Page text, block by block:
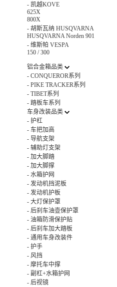
- 凯越KOVE
625X
800X
- 胡斯瓦纳 HUSQVARNA
HUSQVARNA Norden 901
- 维斯帕 VESPA
150 / 300
铝合金箱品类
- CONQUEROR系列
- PIKE TRACKER系列
- TIBET系列
- 踏板车系列
车身改装品类
- 护杠
- 车把加高
- 导航支架
- 辅助灯支架
- 加大脚踏
- 加大脚撑
- 水箱护网
- 发动机挡泥板
- 发动机护板
- 大灯保护罩
- 后刹车油壶保护罩
- 油箱防滑保护贴
- 后刹车加大踏板
- 通用车身改装件
- 护手
- 风挡
- 摩托车中撑
- 副杠+水箱护网
- 后视镜